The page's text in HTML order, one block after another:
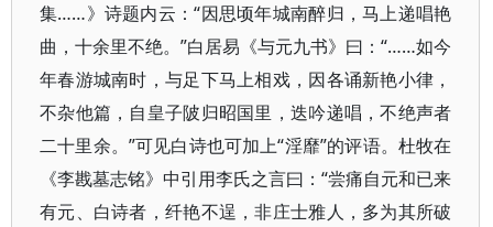
集……》诗题内云：“因思顷年城南醉归，马上递唱艳
曲，十余里不绝。”白居易《与元九书》曰：“……如今
年春游城南时，与足下马上相戏，因各诵新艳小律，
不杂他篇，自皇子陂归昭国里，迭吟递唱，不绝声者
二十里余。”可见白诗也可加上“淫靡”的评语。杜牧在
《李戡墓志铭》中引用李氏之言曰：“尝痛自元和已来
有元、白诗者，纤艳不逞，非庄士雅人，多为其所破